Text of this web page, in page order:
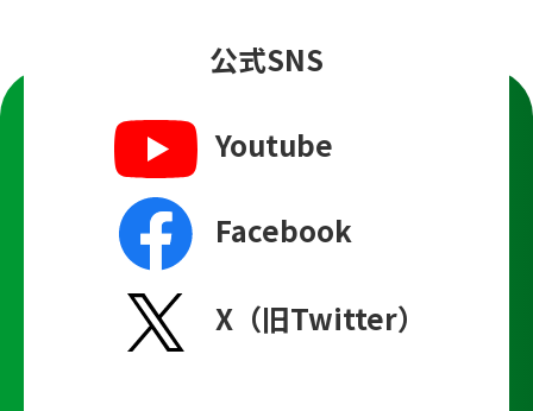
公式SNS
Youtube
Facebook
X（旧Twitter）